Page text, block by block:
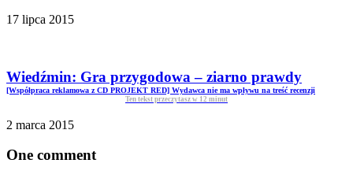
17 lipca 2015
Wiedźmin: Gra przygodowa – ziarno prawdy
[Współpraca reklamowa z CD PROJEKT RED] Wydawca nie ma wpływu na treść recenzji
Ten tekst przeczytasz w 12 minut
2 marca 2015
One comment